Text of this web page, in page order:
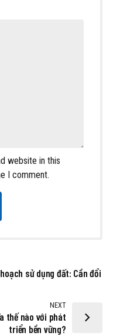
website in this
I comment.
sử dụng đất: Cần đổi
NEXT
thế nào với phát
triển bền vững?